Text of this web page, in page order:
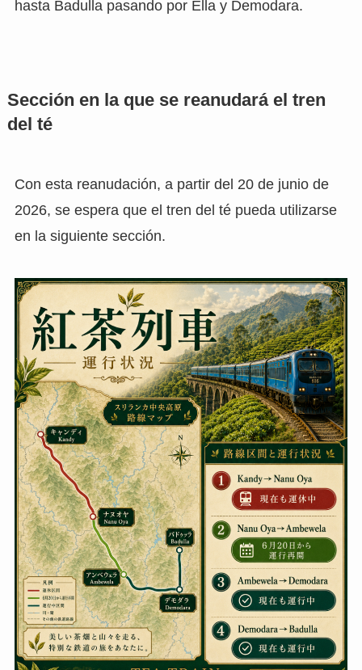
hasta Badulla pasando por Ella y Demodara.
Sección en la que se reanudará el tren
del té
Con esta reanudación, a partir del 20 de junio de
2026, se espera que el tren del té pueda utilizarse
en la siguiente sección.